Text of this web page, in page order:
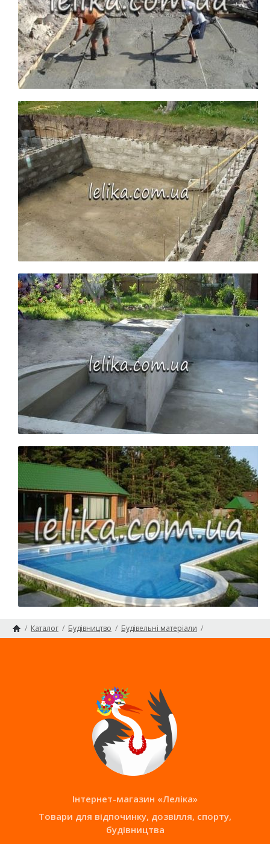
/ Каталог / Будівництво / Будівельні матеріали /
Інтернет-магазин «Леліка»
Товари для відпочинку, дозвілля, спорту,
будівництва